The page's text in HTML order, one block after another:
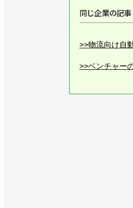
同じ企業の記事
>>物流向け自
>>ベンチャー
>>ユニークな
>>ユニークな